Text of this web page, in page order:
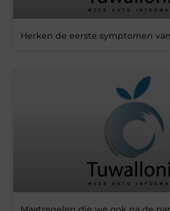
Herken de eerste symptomen